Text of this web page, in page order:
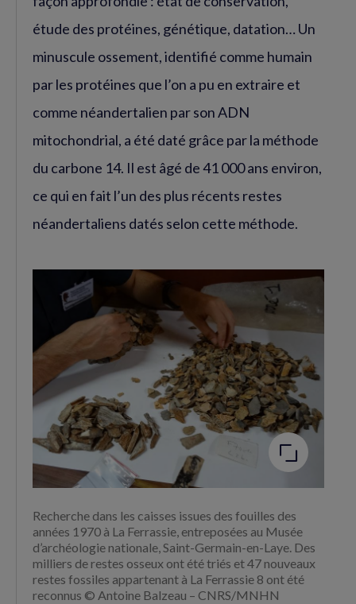
étude des protéines, génétique, datation… Un
minuscule ossement, identifié comme humain
par les protéines que l’on a pu en extraire et
comme néandertalien par son ADN
mitochondrial, a été daté grâce par la méthode
du carbone 14. Il est âgé de 41 000 ans environ,
ce qui en fait l’un des plus récents restes
néandertaliens datés selon cette méthode.
Agrandir
l'image
Recherche dans les caisses issues des fouilles des
années 1970 à La Ferrassie, entreposées au Musée
d’archéologie nationale, Saint-Germain-en-Laye. Des
milliers de restes osseux ont été triés et 47 nouveaux
restes fossiles appartenant à La Ferrassie 8 ont été
reconnus © Antoine Balzeau – CNRS/MNHN